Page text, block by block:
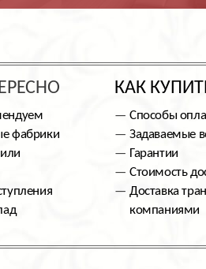
фабрики
КАК
Способы
Задаваемые
Гарантии
Стоимость
Доставка
компаниями